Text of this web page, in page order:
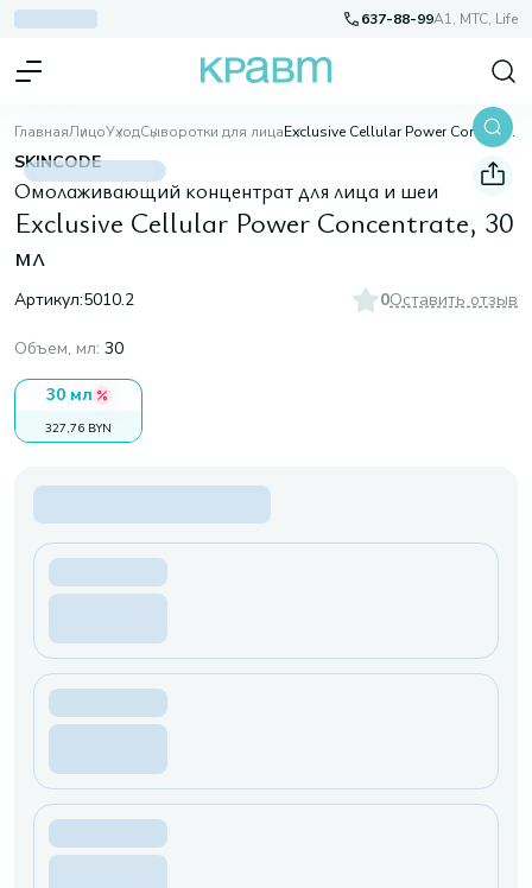
637-88-99A1, МТС, Life
ГлавнаяЛицоУходСыворотки для лица Exclusive Cellular Power Concentrate, 30 мл
SKINCODE
Омолаживающий концентрат для лица и шеи
Exclusive Cellular Power Concentrate, 30
мл
Артикул:5010.2 0Оставить отзыв
Объем, мл: 30
30 мл
327,76 BYN